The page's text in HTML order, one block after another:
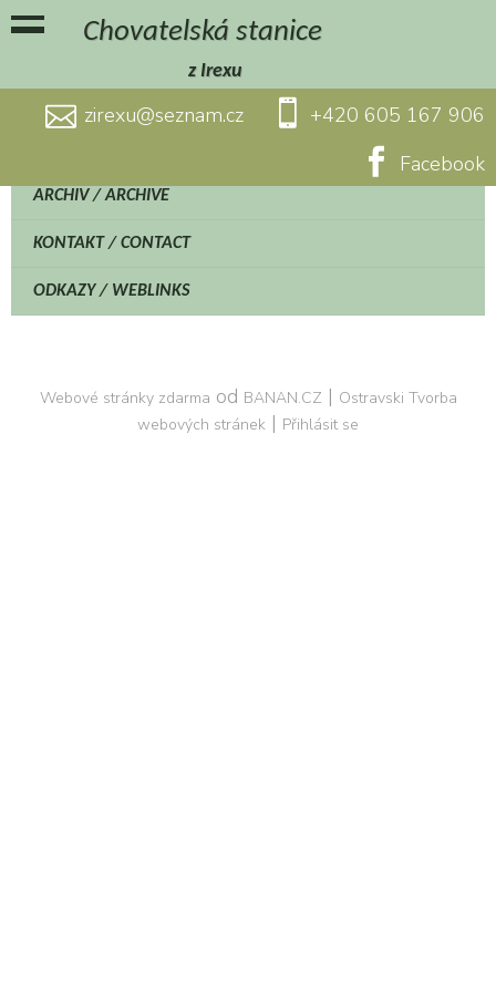
Chovatelská stanice
z Irexu
zirexu@seznam.cz
+420 605 167 906
Facebook
ARCHIV / ARCHIVE
KONTAKT / CONTACT
ODKAZY / WEBLINKS
Webové stránky zdarma od BANAN.CZ | Ostravski Tvorba
webových stránek | Přihlásit se